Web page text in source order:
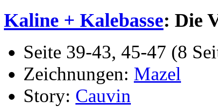
Kaline + Kalebasse: Die
Seite 39-43, 45-47 (8
Zeichnungen: Mazel
Story: Cauvin